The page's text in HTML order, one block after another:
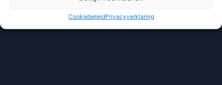
CookiebeleidPrivacyverklaring